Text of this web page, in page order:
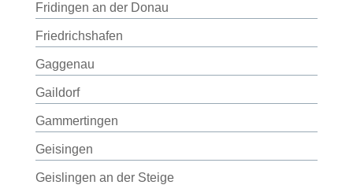
Fridingen an der Donau
Friedrichshafen
Gaggenau
Gaildorf
Gammertingen
Geisingen
Geislingen an der Steige